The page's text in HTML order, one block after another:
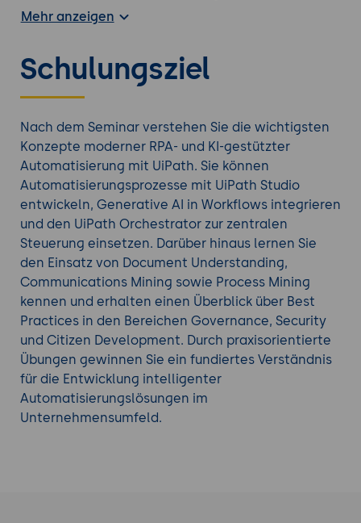
praxisorientierte Übungen und einen
Automatisierungslösungen effizient geplant,
umgesetzt und betrieben werden. Das Seminar
auch für Automatisierungsverantwortliche, die
innovative Hyperautomation-Ansätze mit UiPath
kennenlernen möchten.
Suchen Sie nach einem besser passendenKI Kurs?
Mehr anzeigen
Schulungsziel
Nach dem Seminar verstehen Sie die wichtigsten
Konzepte moderner RPA- und KI-gestützter
Automatisierung mit UiPath. Sie können
Automatisierungsprozesse mit UiPath Studio
entwickeln, Generative AI in Workflows integrieren
und den UiPath Orchestrator zur zentralen
Steuerung einsetzen. Darüber hinaus lernen Sie
den Einsatz von Document Understanding,
Communications Mining sowie Process Mining
kennen und erhalten einen Überblick über Best
Practices in den Bereichen Governance, Security
und Citizen Development. Durch praxisorientierte
Übungen gewinnen Sie ein fundiertes Verständnis
für die Entwicklung intelligenter
Automatisierungslösungen im
Unternehmensumfeld.